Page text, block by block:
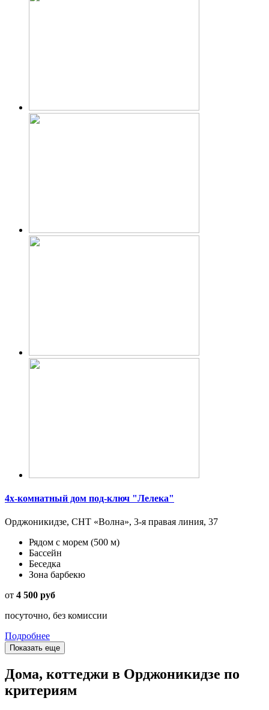
4х-комнатный дом под-ключ "Лелека"
Орджоникидзе, СНТ «Волна», 3-я правая линия, 37
Рядом с морем (500 м)
Бассейн
Беседка
Зона барбекю
от 4 500 руб
посуточно, без комиссии
Подробнее
Показать еще
Дома, коттеджи в Орджоникидзе по
критериям